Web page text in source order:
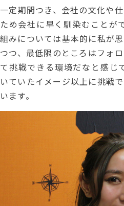
一定期間つき、会社の文化や
ため会社に早く馴染むことが
組みについては基本的に私が
つつ、最低限のところはフォ
て挑戦できる環境だなと感じ
いていたイメージ以上に挑戦
います。